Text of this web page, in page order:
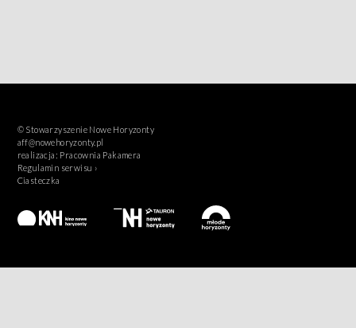
© Stowarzyszenie Nowe Horyzonty
aff@nowehoryzonty.pl
realizacja: Pracownia Pakamera
Regulamin serwisu ›
Ciasteczka